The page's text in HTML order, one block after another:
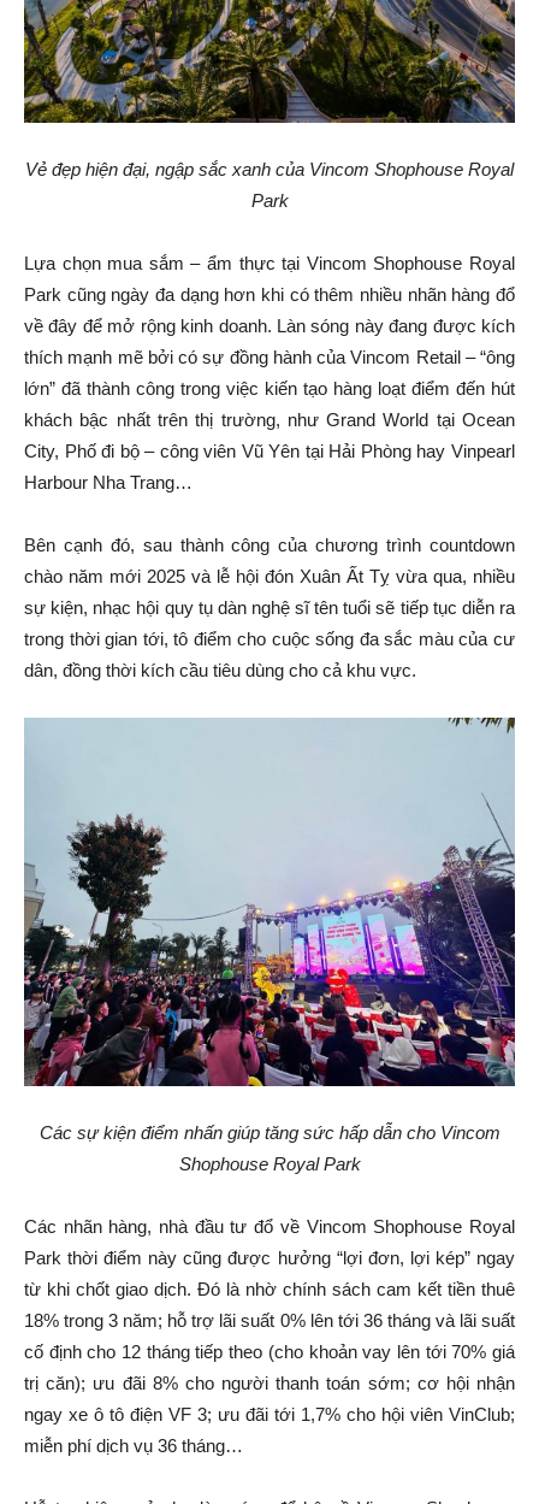
Vẻ đẹp hiện đại, ngập sắc xanh của Vincom Shophouse Royal
Park
Lựa chọn mua sắm – ẩm thực tại Vincom Shophouse Royal
Park cũng ngày đa dạng hơn khi có thêm nhiều nhãn hàng đổ
về đây để mở rộng kinh doanh. Làn sóng này đang được kích
thích mạnh mẽ bởi có sự đồng hành của Vincom Retail – “ông
lớn” đã thành công trong việc kiến tạo hàng loạt điểm đến hút
khách bậc nhất trên thị trường, như Grand World tại Ocean
City, Phố đi bộ – công viên Vũ Yên tại Hải Phòng hay Vinpearl
Harbour Nha Trang…
Bên cạnh đó, sau thành công của chương trình countdown
chào năm mới 2025 và lễ hội đón Xuân Ất Tỵ vừa qua, nhiều
sự kiện, nhạc hội quy tụ dàn nghệ sĩ tên tuổi sẽ tiếp tục diễn ra
trong thời gian tới, tô điểm cho cuộc sống đa sắc màu của cư
dân, đồng thời kích cầu tiêu dùng cho cả khu vực.
Các sự kiện điểm nhấn giúp tăng sức hấp dẫn cho Vincom
Shophouse Royal Park
Các nhãn hàng, nhà đầu tư đổ về Vincom Shophouse Royal
Park thời điểm này cũng được hưởng “lợi đơn, lợi kép” ngay
từ khi chốt giao dịch. Đó là nhờ chính sách cam kết tiền thuê
18% trong 3 năm; hỗ trợ lãi suất 0% lên tới 36 tháng và lãi suất
cố định cho 12 tháng tiếp theo (cho khoản vay lên tới 70% giá
trị căn); ưu đãi 8% cho người thanh toán sớm; cơ hội nhận
ngay xe ô tô điện VF 3; ưu đãi tới 1,7% cho hội viên VinClub;
miễn phí dịch vụ 36 tháng…